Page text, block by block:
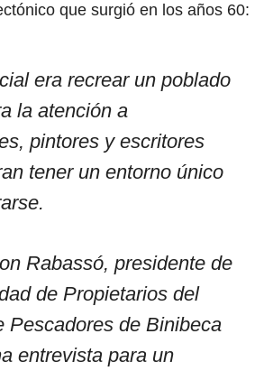
que surgió en los años 60:
era recrear un poblado
la atención a
pintores y escritores
tener un entorno único
Rabassó, presidente de
de Propietarios del
Pescadores de Binibeca
entrevista para un